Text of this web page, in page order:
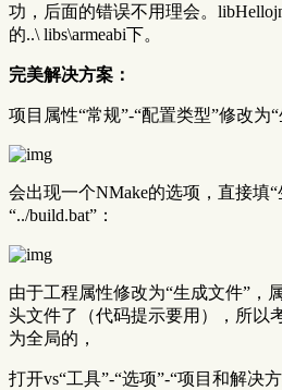
功，后面的错误不用理会。
的..\ libs\armeabi下。
完美解决方案：
项目属性“常规”-“配置类型”修改为“
会出现一个NMake的选项，直接填
“../build.bat”：
由于工程属性修改为“生成文件”，
头文件了（代码提示要用），所以
为全局的，
打开vs“工具”-“选项”-“项目和解决